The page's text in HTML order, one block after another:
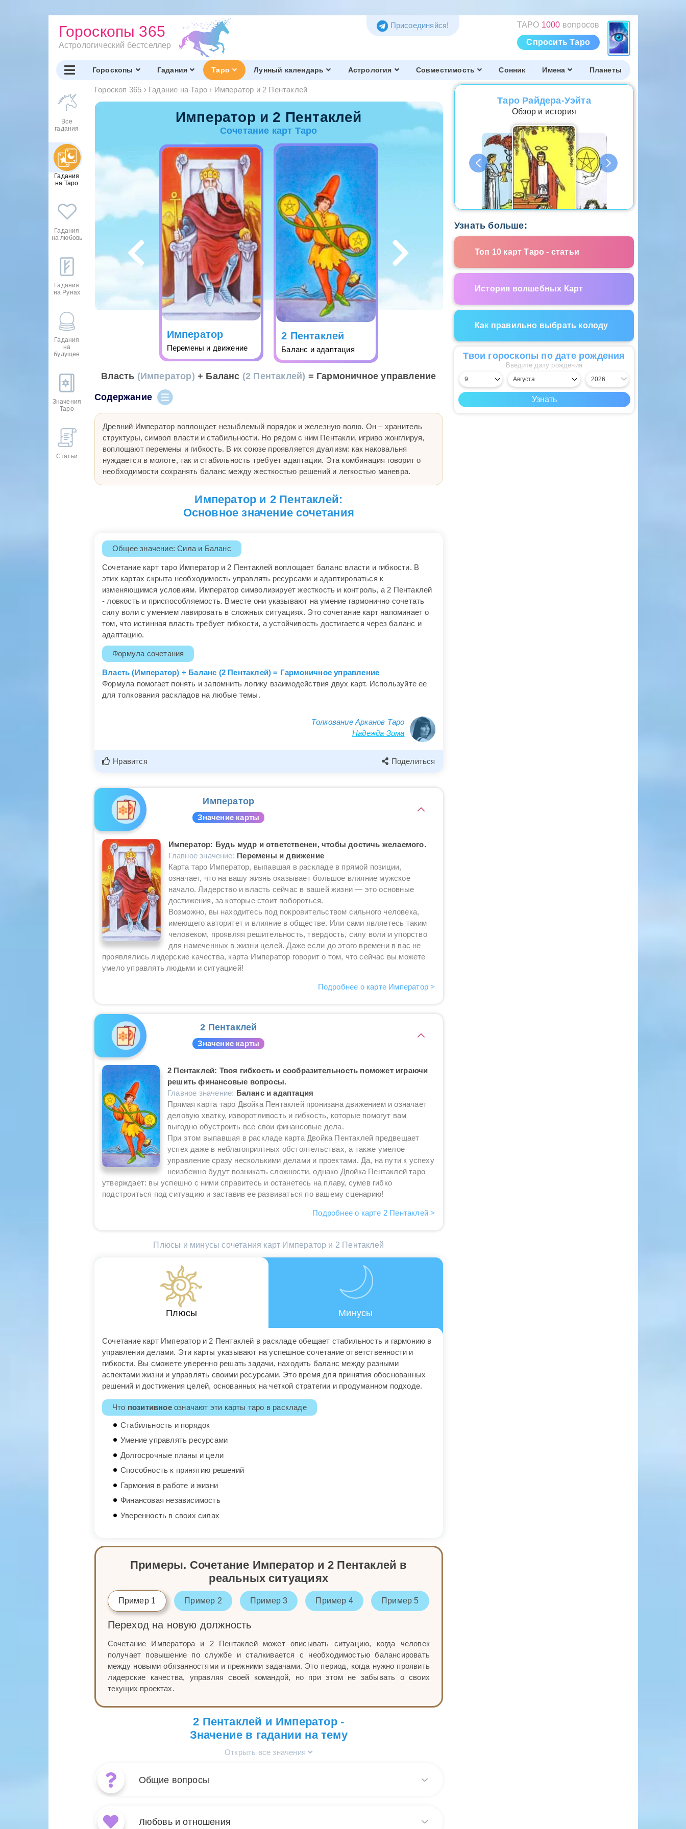
Гороскопы 365
Астрологический бестселлер
ТАРО 1000 вопросов
Спросить Таро
Присоединяйся!
Гороскопы Гадания Таро Лунный календарь Астрология Совместимость Сонник Имена Планеты
Все
гадания
Гадания
на Таро
Гадания
на любовь
Гадания
на Рунах
Гадания
на
будущее
Значения
Таро
Статьи
Гороскоп 365 › Гадание на Таро › Император и 2 Пентаклей
Император и 2 Пентаклей
Сочетание карт Таро
Император
Перемены и движение
2 Пентаклей
Баланс и адаптация
Власть (Император) + Баланс (2 Пентаклей) = Гармоничное управление
Содержание
Древний Император воплощает незыблемый порядок и железную волю. Он – хранитель
структуры, символ власти и стабильности. Но рядом с ним Пентакли, игриво жонглируя,
воплощают перемены и гибкость. В их союзе проявляется дуализм: как наковальня
нуждается в молоте, так и стабильность требует адаптации. Эта комбинация говорит о
необходимости сохранять баланс между жесткостью решений и легкостью маневра.
Император и 2 Пентаклей:
Основное значение сочетания
Общее значение: Сила и Баланс
Сочетание карт таро Император и 2 Пентаклей воплощает баланс власти и гибкости. В
этих картах скрыта необходимость управлять ресурсами и адаптироваться к
изменяющимся условиям. Император символизирует жесткость и контроль, а 2 Пентаклей
- ловкость и приспособляемость. Вместе они указывают на умение гармонично сочетать
силу воли с умением лавировать в сложных ситуациях. Это сочетание карт напоминает о
том, что истинная власть требует гибкости, а устойчивость достигается через баланс и
адаптацию.
Формула сочетания
Власть (Император) + Баланс (2 Пентаклей) = Гармоничное управление
Формула помогает понять и запомнить логику взаимодействия двух карт. Используйте ее
для толкования раскладов на любые темы.
Толкование Арканов Таро
Надежда Зима
Нравится Поделиться
Император
Значение карты
Император: Будь мудр и ответственен, чтобы достичь желаемого.
Главное значение: Перемены и движение
Карта таро Император, выпавшая в раскладе в прямой позиции,
означает, что на вашу жизнь оказывает большое влияние мужское
начало. Лидерство и власть сейчас в вашей жизни — это основные
достижения, за которые стоит побороться.
Возможно, вы находитесь под покровительством сильного человека,
имеющего авторитет и влияние в обществе. Или сами являетесь таким
человеком, проявляя решительность, твердость, силу воли и упорство
для намеченных в жизни целей. Даже если до этого времени в вас не
проявлялись лидерские качества, карта Император говорит о том, что сейчас вы можете
умело управлять людьми и ситуацией!
Подробнее о карте Император >
2 Пентаклей
Значение карты
2 Пентаклей: Твоя гибкость и сообразительность поможет играючи
решить финансовые вопросы.
Главное значение: Баланс и адаптация
Прямая карта таро Двойка Пентаклей пронизана движением и означает
деловую хватку, изворотливость и гибкость, которые помогут вам
выгодно обустроить все свои финансовые дела.
При этом выпавшая в раскладе карта Двойка Пентаклей предвещает
успех даже в неблагоприятных обстоятельствах, а также умелое
управление сразу несколькими делами и проектами. Да, на пути к успеху
неизбежно будут возникать сложности, однако Двойка Пентаклей таро
утверждает: вы успешно с ними справитесь и останетесь на плаву, сумев гибко
подстроиться под ситуацию и заставив ее развиваться по вашему сценарию!
Подробнее о карте 2 Пентаклей >
Плюсы и минусы сочетания карт Император и 2 Пентаклей
Плюсы Минусы
Сочетание карт Император и 2 Пентаклей в раскладе обещает стабильность и гармонию в
управлении делами. Эти карты указывают на успешное сочетание ответственности и
гибкости. Вы сможете уверенно решать задачи, находить баланс между разными
аспектами жизни и управлять своими ресурсами. Это время для принятия обоснованных
решений и достижения целей, основанных на четкой стратегии и продуманном подходе.
Что позитивноеозначают эти карты таро в раскладе
Стабильность и порядок
Умение управлять ресурсами
Долгосрочные планы и цели
Способность к принятию решений
Гармония в работе и жизни
Финансовая независимость
Уверенность в своих силах
Примеры. Сочетание Император и 2 Пентаклей в
реальных ситуациях
Пример 1 Пример 2 Пример 3 Пример 4 Пример 5
Переход на новую должность
Сочетание Императора и 2 Пентаклей может описывать ситуацию, когда человек
получает повышение по службе и сталкивается с необходимостью балансировать
между новыми обязанностями и прежними задачами. Это период, когда нужно проявить
лидерские качества, управляя своей командой, но при этом не забывать о своих
текущих проектах.
2 Пентаклей и Император -
Значение в гадании на тему
Открыть все значения
Общие вопросы
символизирует необходимость находить баланс и гармонию в
Любовь и отношения
Таро Тота
Обзор и история
Таро Райдера-Уэйта
Обзор и история
Узнать больше:
Топ 10 карт Таро - статьи
История волшебных Карт
Как правильно выбрать колоду
Твои гороскопы по дате рождения
Введите дату рождения